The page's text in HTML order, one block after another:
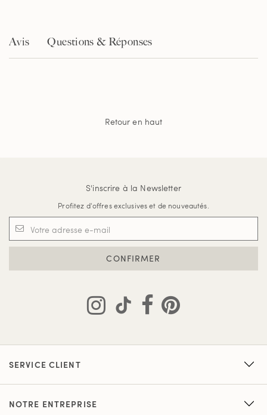
Avis Questions & Réponses
Retour en haut
S'inscrire à la Newsletter
Profitez d'offres exclusives et de nouveautés.
CONFIRMER
SERVICE CLIENT
NOTRE ENTREPRISE